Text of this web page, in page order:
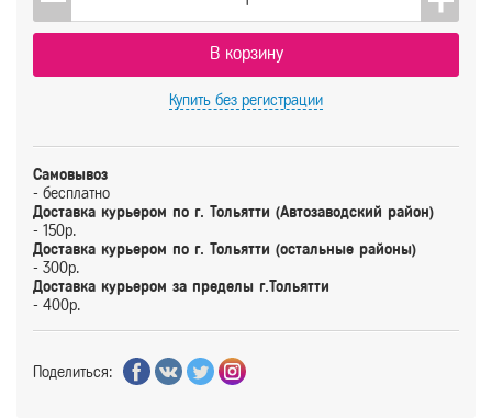
В корзину
Купить без регистрации
Самовывоз
- бесплатно
Доставка курьером по г. Тольятти (Автозаводский район)
- 150р.
Доставка курьером по г. Тольятти (остальные районы)
- 300р.
Доставка курьером за пределы г.Тольятти
- 400р.
Поделиться: